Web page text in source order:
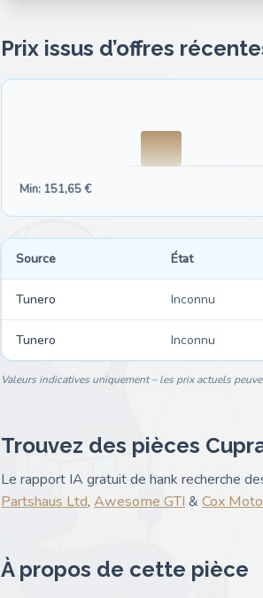
Prix issus d’offres
Min: 151,65 €
Source État
Tunero Inconnu
Tunero Inconnu
Valeurs indicatives uniquement – les prix actuels
Trouvez des pièces
Le rapport IA gratuit de hank recherche
Partshaus Ltd, Awesome GTI & Cox
À propos de cette pièce